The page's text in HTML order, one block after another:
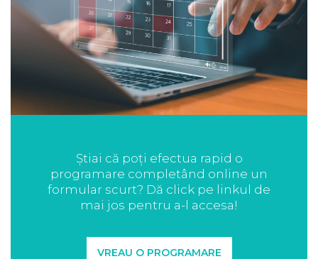
Știai că poți efectua rapid o
programare completând online un
formular scurt? Dă click pe linkul de
mai jos pentru a-l accesa!
VREAU O PROGRAMARE